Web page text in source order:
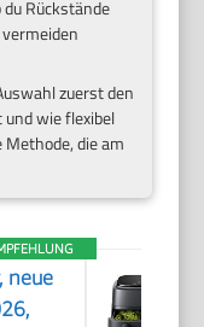
Rückstände
zuerst den
wie flexibel
Methode, die am
neue